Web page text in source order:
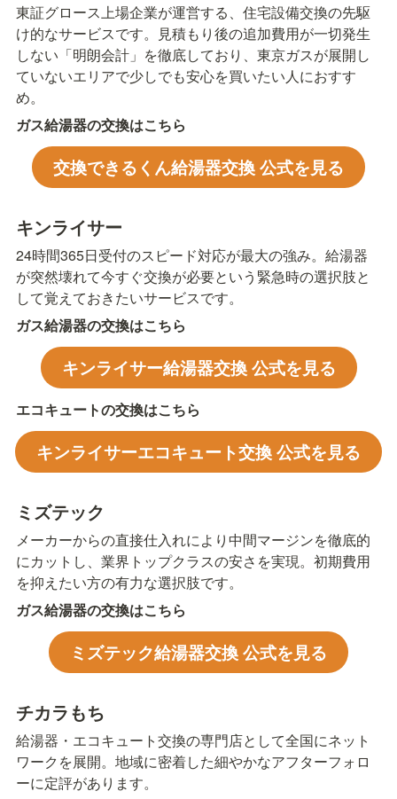
東証グロース上場企業が運営する、住宅設備交換の先駆
け的なサービスです。見積もり後の追加費用が一切発生
しない「明朗会計」を徹底しており、東京ガスが展開し
ていないエリアで少しでも安心を買いたい人におすす
め。
ガス給湯器の交換はこちら
交換できるくん給湯器交換 公式を見る
キンライサー
24時間365日受付のスピード対応が最大の強み。給湯器
が突然壊れて今すぐ交換が必要という緊急時の選択肢と
して覚えておきたいサービスです。
ガス給湯器の交換はこちら
キンライサー給湯器交換 公式を見る
エコキュートの交換はこちら
キンライサーエコキュート交換 公式を見る
ミズテック
メーカーからの直接仕入れにより中間マージンを徹底的
にカットし、業界トップクラスの安さを実現。初期費用
を抑えたい方の有力な選択肢です。
ガス給湯器の交換はこちら
ミズテック給湯器交換 公式を見る
チカラもち
給湯器・エコキュート交換の専門店として全国にネット
ワークを展開。地域に密着した細やかなアフターフォロ
ーに定評があります。